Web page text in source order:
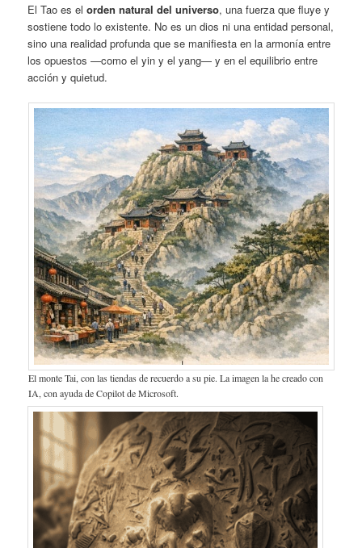
El Tao es elorden natural del universo, una fuerza que fluye y
sostiene todo lo existente. No es un dios ni una entidad personal,
sino una realidad profunda que se manifiesta en la armonía entre
los opuestos —como el yin y el yang— y en el equilibrio entre
acción y quietud.
El monte Tai, con las tiendas de recuerdo a su pie. La imagen la he creado con
IA, con ayuda de Copilot de Microsoft.